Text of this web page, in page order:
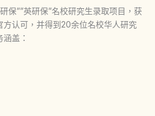
保””英研保”名校研究生录取项目，获
认可，并得到20余位名校华人研究
盖：